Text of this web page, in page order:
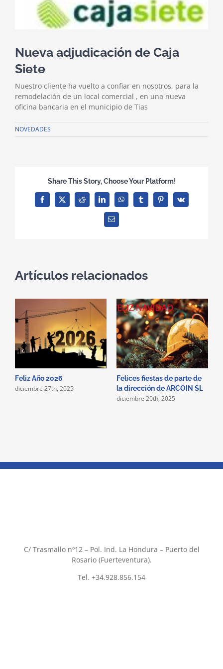
Nueva adjudicación de Caja
Siete
Nuestro cliente ha vuelto a confiar en nosotros, para la
remodelación de un local comercial , en una nueva
oficina bancaria en el municipio de Tias
NOVEDADES
Share This Story, Choose Your Platform!
Facebook
X Reddit LinkedInWhatsAppTumblrPinterest
Vk
Correo
electrónico
Artículos relacionados
Feliz Año 2026
diciembre 27th, 2025
Felices fiestas de parte de
la dirección de ARCOIN SL
diciembre 20th, 2025
C/ Trasmallo nº12 – Pol. Ind. La Hondura – Puerto del
Rosario (Fuerteventura).
Tel. +34.928.856.154